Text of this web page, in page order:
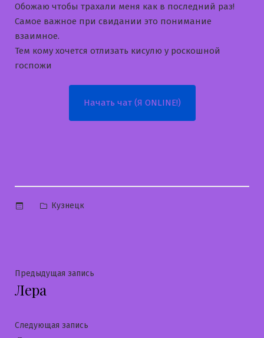
Обожаю чтобы трахали меня как в последний раз!
Самое важное при свидании это понимание
взаимное.
Тем кому хочется отлизать кисулю у роскошной
госпожи
Начать чат (Я ONLINE!)
Опубликовано
Кузнецк
Навигация
по
записям
Предыдущая запись
Лера
Следующая запись